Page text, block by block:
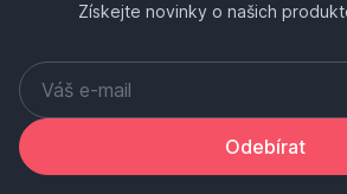
Získejte novinky o našich
Odebírat